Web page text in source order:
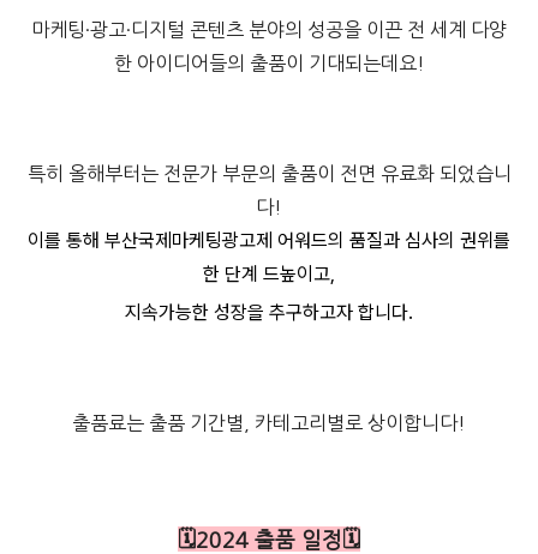
마케팅·광고·디지털 콘텐츠 분야의 성공을 이끈 전 세계 다양
한 아이디어들의 출품이 기대되는데요!
특히 올해부터는 전문가 부문의 출품이 전면 유료화 되었습니
다!
이를 통해 부산국제마케팅광고제 어워드의 품질과 심사의 권위를
한 단계 드높이고,
지속가능한 성장을 추구하고자 합니다.
출품료는 출품 기간별, 카테고리별로 상이합니다!
🗓️2024 출품 일정🗓️